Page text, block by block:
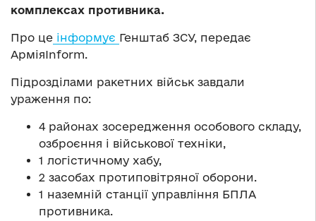
комплексах противника.
Про це інформує Генштаб ЗСУ, передає
АрміяInform.
Підрозділами ракетних військ завдали
ураження по:
4 районах зосередження особового складу,
озброєння і військової техніки,
1 логістичному хабу,
2 засобах протиповітряної оборони.
1 наземній станції управління БПЛА
противника.